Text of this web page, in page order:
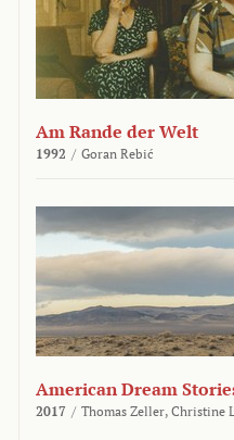
Am Rande der Welt
1992 / Goran Rebić
American Dream
2017 / Thomas Zeller, Christine